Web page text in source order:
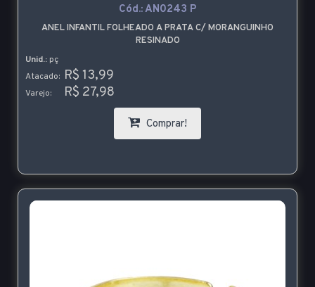
Cód.:AN0243 P
ANEL INFANTIL FOLHEADO A PRATA C/ MORANGUINHO
RESINADO
Unid.: pç
Atacado: R$ 13,99
Varejo: R$ 27,98
Comprar!